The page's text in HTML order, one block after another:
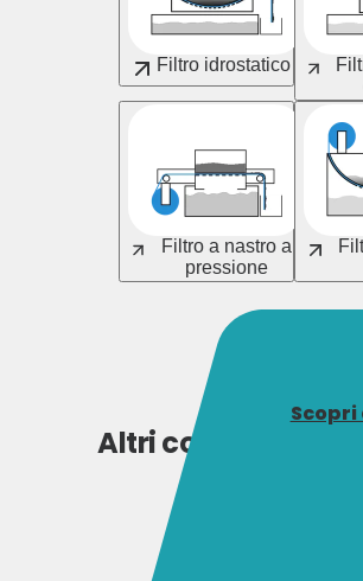
Filtro idrostatico
Filtro a nastro a
pressione
Altri consumabili
Scopri